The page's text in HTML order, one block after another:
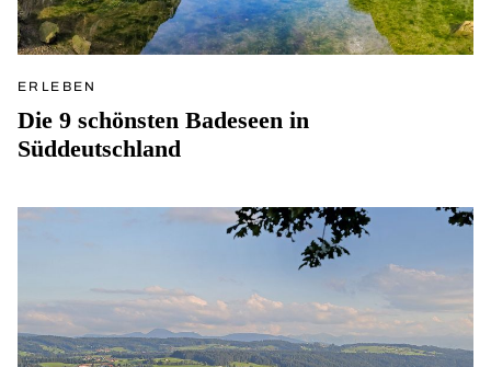
ERLEBEN
Die 9 schönsten Badeseen in
Süddeutschland